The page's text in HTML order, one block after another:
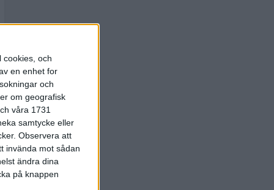
cookies, och
en enhet for
och
om geografisk
våra 1731
samtycke eller
Observera att
invända mot sådan
ändra dina
på knappen